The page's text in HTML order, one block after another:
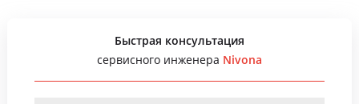
Быстрая консультация
сервисного инженера Nivona